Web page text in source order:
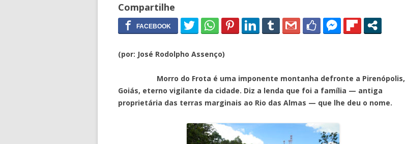
Compartilhe
(por: José Rodolpho Assenço)
Morro do Frota é uma imponente montanha defronte a Pirenópolis,
Goiás, eterno vigilante da cidade. Diz a lenda que foi a família — antiga
proprietária das terras marginais ao Rio das Almas — que lhe deu o nome.